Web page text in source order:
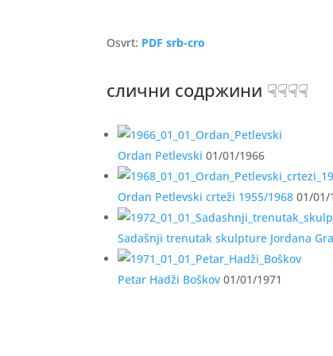
Osvrt: PDF srb-cro
слични содржини ☟☟☟☟
Ordan Petlevski 01/01/1966
Ordan Petlevski crteži 1955/1968 01/01/
Sadašnji trenutak skulpture Jordana
Petar Hadži Boškov 01/01/1971